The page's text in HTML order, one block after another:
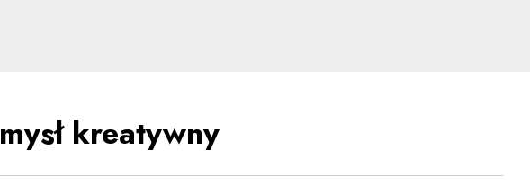
- prawne aspekty nowych
kreatywny